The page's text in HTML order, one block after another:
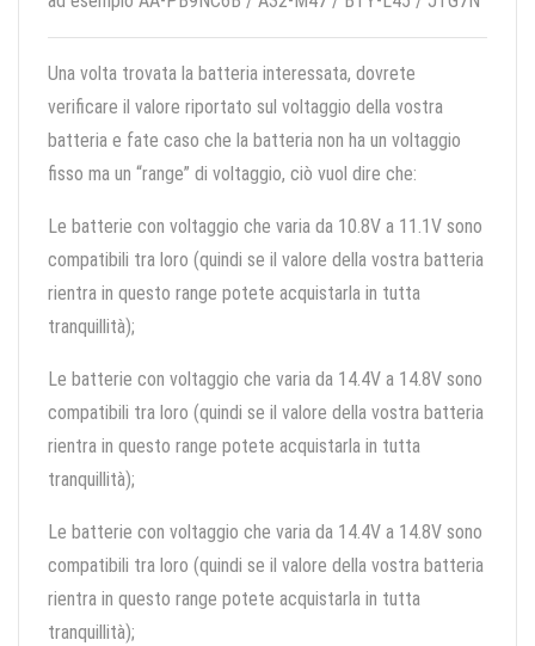
Una volta trovata la batteria interessata, dovrete
verificare il valore riportato sul voltaggio della vostra
batteria e fate caso che la batteria non ha un voltaggio
fisso ma un “range” di voltaggio, ciò vuol dire che:
Le batterie con voltaggio che varia da 10.8V a 11.1V sono
compatibili tra loro (quindi se il valore della vostra batteria
rientra in questo range potete acquistarla in tutta
tranquillità);
Le batterie con voltaggio che varia da 14.4V a 14.8V sono
compatibili tra loro (quindi se il valore della vostra batteria
rientra in questo range potete acquistarla in tutta
tranquillità);
Le batterie con voltaggio che varia da 14.4V a 14.8V sono
compatibili tra loro (quindi se il valore della vostra batteria
rientra in questo range potete acquistarla in tutta
tranquillità);